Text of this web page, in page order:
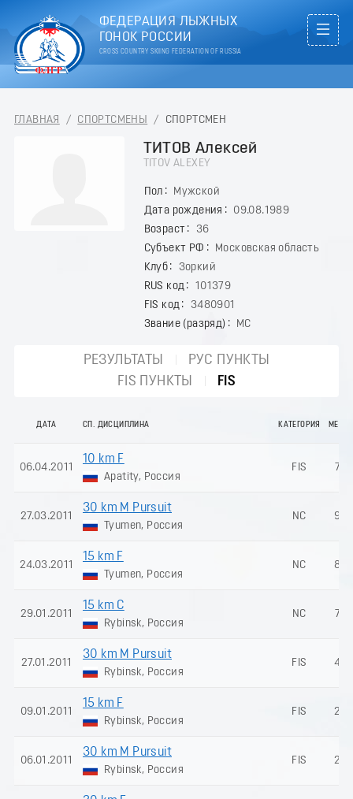
ФЕДЕРАЦИЯ ЛЫЖНЫХ
ГОНОК РОССИИ
CROSS COUNTRY SKIING FEDERATION OF RUSSIA
ГЛАВНАЯ / СПОРТСМЕНЫ / СПОРТСМЕН
ТИТОВ Алексей
TITOV ALEXEY
Пол
Мужской
Дата рождения
09.08.1989
Возраст
36
Субъект РФ
Московская область
Клуб
Зоркий
RUS код
101379
FIS код
3480901
Звание (разряд)
МС
РЕЗУЛЬТАТЫ
РУС ПУНКТЫ
FIS ПУНКТЫ
FIS
ДАТА СП. ДИСЦИПЛИНА КАТЕГОРИЯ МЕСТО
06.04.2011
10 km F
Apatity, Россия
FIS 77
27.03.2011
30 km M Pursuit
Tyumen, Россия
NC 92
24.03.2011
15 km F
Tyumen, Россия
NC 88
29.01.2011
15 km C
Rybinsk, Россия
NC 75
27.01.2011
30 km M Pursuit
Rybinsk, Россия
FIS 40
09.01.2011
15 km F
Rybinsk, Россия
FIS 22
06.01.2011
30 km M Pursuit
Rybinsk, Россия
FIS 29